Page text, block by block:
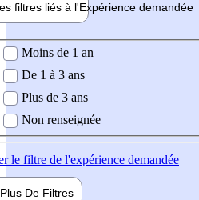
filtres liés à l'Expérience demandée
demandée
Moins de 1 an
De 1 à 3 ans
Plus de 3 ans
Non renseignée
le filtre de l'expérience demandée
Plus De Filtres